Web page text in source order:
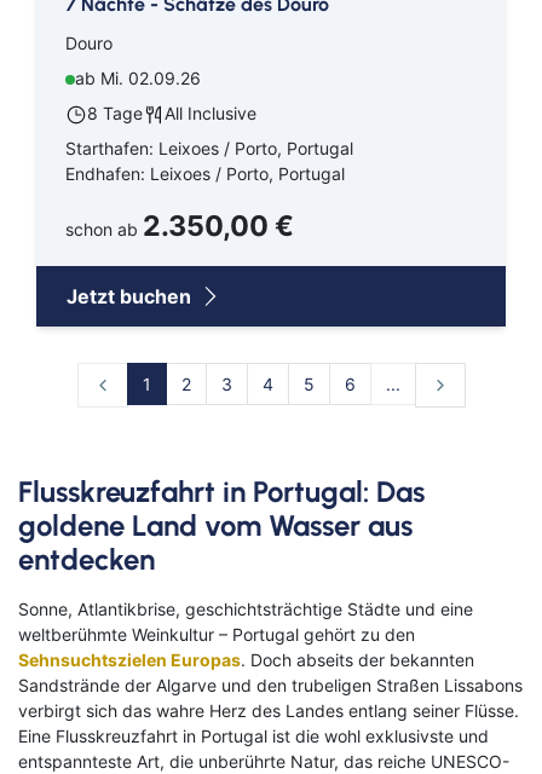
7 Nächte - Schätze des Douro
Douro
ab Mi. 02.09.26
8 Tage
All Inclusive
Starthafen: Leixoes / Porto, Portugal
Endhafen: Leixoes / Porto, Portugal
schon ab 2.350,00 €
Jetzt buchen
1 2 3 4 5 6 ...
Flusskreuzfahrt in Portugal: Das
goldene Land vom Wasser aus
entdecken
Sonne, Atlantikbrise, geschichtsträchtige Städte und eine
weltberühmte Weinkultur – Portugal gehört zu den
Sehnsuchtszielen Europas. Doch abseits der bekannten
Sandstrände der Algarve und den trubeligen Straßen Lissabons
verbirgt sich das wahre Herz des Landes entlang seiner Flüsse.
Eine Flusskreuzfahrt in Portugal ist die wohl exklusivste und
entspannteste Art, die unberührte Natur, das reiche UNESCO-